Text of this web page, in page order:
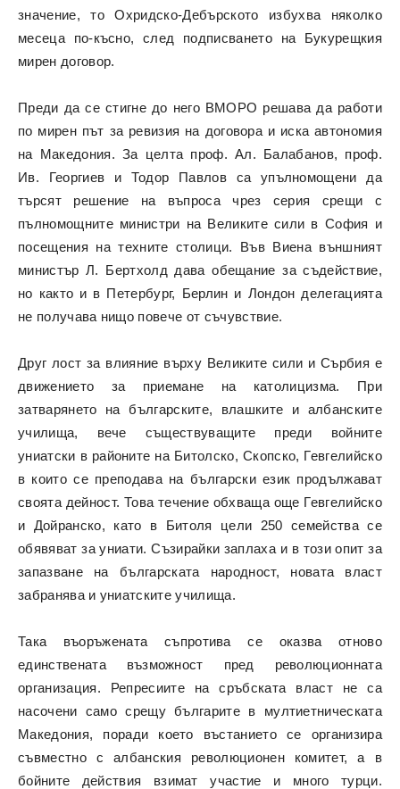
значение, то Охридско-Дебърското избухва няколко
месеца по-късно, след подписването на Букурещкия
мирен договор.
Преди да се стигне до него ВМОРО решава да работи
по мирен път за ревизия на договора и иска автономия
на Македония. За целта проф. Ал. Балабанов, проф.
Ив. Георгиев и Тодор Павлов са упълномощени да
търсят решение на въпроса чрез серия срещи с
пълномощните министри на Великите сили в София и
посещения на техните столици. Във Виена външният
министър Л. Бертхолд дава обещание за съдействие,
но както и в Петербург, Берлин и Лондон делегацията
не получава нищо повече от съчувствие.
Друг лост за влияние върху Великите сили и Сърбия е
движението за приемане на католицизма. При
затварянето на българските, влашките и албанските
училища, вече съществуващите преди войните
униатски в районите на Битолско, Скопско, Гевгелийско
в които се преподава на български език продължават
своята дейност. Това течение обхваща още Гевгелийско
и Дойранско, като в Битоля цели 250 семейства се
обявяват за униати. Съзирайки заплаха и в този опит за
запазване на българската народност, новата власт
забранява и униатските училища.
Така въоръжената съпротива се оказва отново
единствената възможност пред революционната
организация. Репресиите на сръбската власт не са
насочени само срещу българите в мултиетническата
Македония, поради което въстанието се организира
съвместно с албанския революционен комитет, а в
бойните действия взимат участие и много турци.